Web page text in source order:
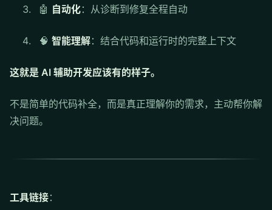
🤖 自动化：从诊断到修复全程自动
🧠 智能理解：结合代码和运行时的完整上下文
这就是 AI 辅助开发应该有的样子。
不是简单的代码补全，而是真正理解你的需求，主动帮你解
决问题。
工具链接：